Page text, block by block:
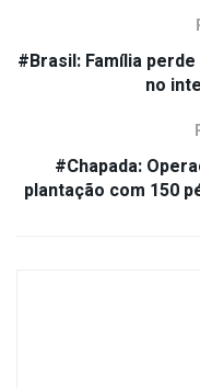
#Brasil: Família
no
#Chapada:
plantação com 150